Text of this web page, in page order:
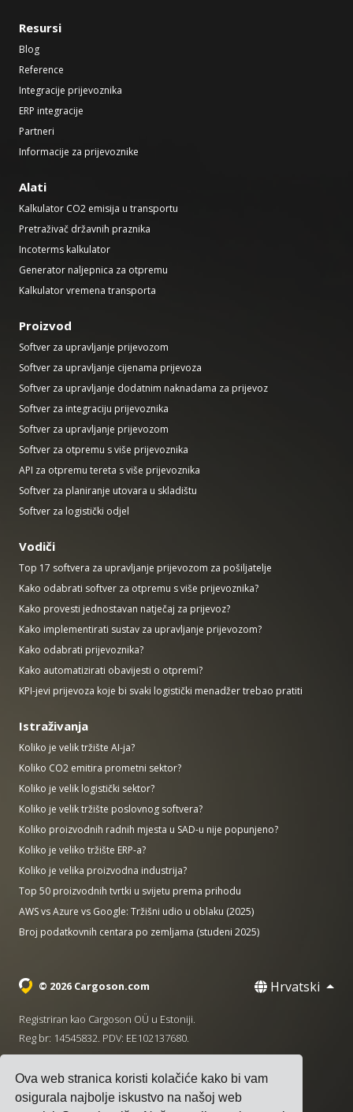
Ova web stranica koristi kolačiće kako bi vam
osigurala najbolje iskustvo na našoj web
Resursi
Blog
Reference
Integracije prijevoznika
ERP integracije
Partneri
Informacije za prijevoznike
Alati
Kalkulator CO2 emisija u transportu
Pretraživač državnih praznika
Incoterms kalkulator
Generator naljepnica za otpremu
Kalkulator vremena transporta
Proizvod
Softver za upravljanje prijevozom
Softver za upravljanje cijenama prijevoza
Softver za upravljanje dodatnim naknadama za prijevoz
Softver za integraciju prijevoznika
Softver za upravljanje prijevozom
Softver za otpremu s više prijevoznika
API za otpremu tereta s više prijevoznika
Softver za planiranje utovara u skladištu
Softver za logistički odjel
Vodiči
Top 17 softvera za upravljanje prijevozom za pošiljatelje
Kako odabrati softver za otpremu s više prijevoznika?
Kako provesti jednostavan natječaj za prijevoz?
Kako implementirati sustav za upravljanje prijevozom?
Kako odabrati prijevoznika?
Kako automatizirati obavijesti o otpremi?
KPI-jevi prijevoza koje bi svaki logistički menadžer trebao pratiti
Istraživanja
Koliko je velik tržište AI-ja?
Koliko CO2 emitira prometni sektor?
Koliko je velik logistički sektor?
Koliko je velik tržište poslovnog softvera?
Koliko proizvodnih radnih mjesta u SAD-u nije popunjeno?
Koliko je veliko tržište ERP-a?
Koliko je velika proizvodna industrija?
Top 50 proizvodnih tvrtki u svijetu prema prihodu
AWS vs Azure vs Google: Tržišni udio u oblaku (2025)
Broj podatkovnih centara po zemljama (studeni 2025)
© 2026 Cargoson.com Hrvatski
Registriran kao Cargoson OÜ u Estoniji.
Reg br: 14545832. PDV: EE102137680.
·